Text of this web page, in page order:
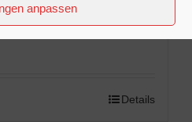
anpassen
Details